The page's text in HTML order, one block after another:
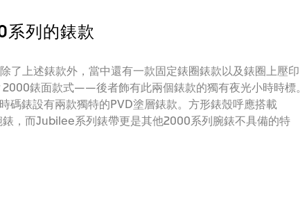
系列的錶款
上述錶款外，當中還有一款固定錶圈錶款以及錶圈上壓印
錶面款式——後者飾有此兩個錶款的獨有夜光小時時標。
碼錶設有兩款獨特的PVD塗層錶款。方形錶殼呼應搭載
，而Jubilee系列錶帶更是其他2000系列腕錶不具備的特